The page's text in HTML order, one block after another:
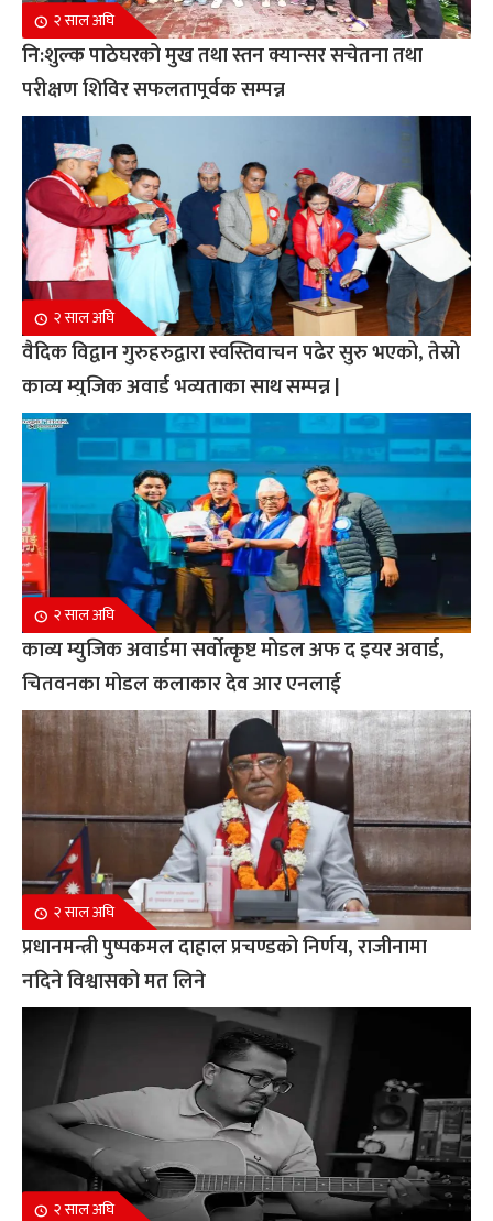
२ साल अघि
नि:शुल्क पाठेघरको मुख तथा स्तन क्यान्सर सचेतना तथा
परीक्षण शिविर सफलतापूर्वक सम्पन्न
२ साल अघि
वैदिक विद्वान गुरुहरुद्वारा स्वस्तिवाचन पढेर सुरु भएको, तेस्रो
काव्य म्युजिक अवार्ड भव्यताका साथ सम्पन्न |
२ साल अघि
काव्य म्युजिक अवार्डमा सर्वोत्कृष्ट मोडल अफ द इयर अवार्ड,
चितवनका मोडल कलाकार देव आर एनलाई
२ साल अघि
प्रधानमन्त्री पुष्पकमल दाहाल प्रचण्डको निर्णय, राजीनामा
नदिने विश्वासको मत लिने
२ साल अघि